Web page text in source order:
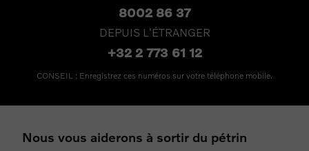
8002 86 37
DEPUIS L'ÉTRANGER
+32 2 773 61 12
CONSEIL : Enregistrez ces numéros sur votre téléphone mobile.
Nous vous aiderons à sortir du pétrin